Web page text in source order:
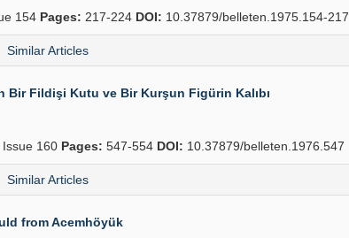
154 Pages: 217-224 DOI: 10.37879/belleten.1975.154-217
Similar Articles
Bir Fildişi Kutu ve Bir Kurşun Figürin Kalıbı
160 Pages: 547-554 DOI: 10.37879/belleten.1976.547
Similar Articles
from Acemhöyük